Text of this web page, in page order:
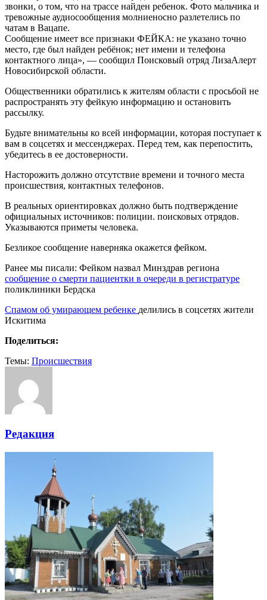
звонки, о том, что на трассе найден ребенок. Фото мальчика и
тревожные аудиосообщения молниеносно разлетелись по
чатам в Вацапе.
Сообщение имеет все признаки ФЕЙКА: не указано точно
место, где был найден ребёнок; нет имени и телефона
контактного лица», — сообщил Поисковый отряд ЛизаАлерт
Новосибирской области.
Общественники обратились к жителям области с просьбой не
распространять эту фейкую информацию и остановить
рассылку.
Будьте внимательны ко всей информации, которая поступает к
вам в соцсетях и мессенджерах. Перед тем, как перепостить,
убедитесь в ее достоверности.
Насторожить должно отсутствие времени и точного места
происшествия, контактных телефонов.
В реальных ориентировках должно быть подтверждение
официальных источников: полиции. поисковых отрядов.
Указываются приметы человека.
Безликое сообщение наверняка окажется фейком.
Ранее мы писали: Фейком назвал Минздрав региона
сообщение о смерти пациентки в очереди в регистратуре
поликлиники Бердска
Спамом об умирающем ребенке делились в соцсетях жители
Искитима
Поделиться:
Темы: Происшествия
Редакция